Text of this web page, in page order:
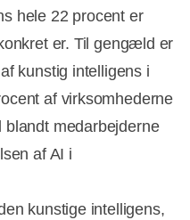
hele 22 procent er
er. Til gengæld er
kunstig intelligens i
af virksomhederne
medarbejderne
af AI i
kunstige intelligens,